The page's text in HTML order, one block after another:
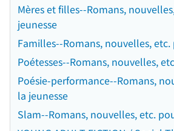
Mères et filles--Romans,
jeunesse
Familles--Romans, nouvelles,
Poétesses--Romans, nouvelles,
Poésie-performance--Romans,
la jeunesse
Slam--Romans, nouvelles, etc.